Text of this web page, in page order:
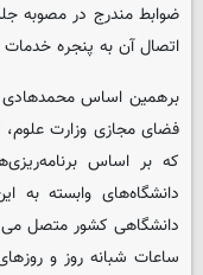
اتصال آن به پنجره
برهمین اساس محمدهادی
دانشگاه‌های وابسته به
دانشگاهی کشور متصل
ساعات شبانه روز و